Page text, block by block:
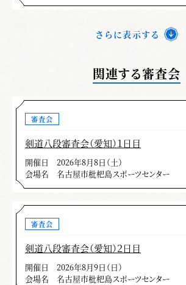
さらに表示する
関連する審査会
審査会
剣道八段審査会（愛知）１日目
開催日
2026年8月8日（土）
会場名
名古屋市枇杷島スポーツセンター
審査会
剣道八段審査会（愛知）２日目
開催日
2026年8月9日（日）
会場名
名古屋市枇杷島スポーツセンター